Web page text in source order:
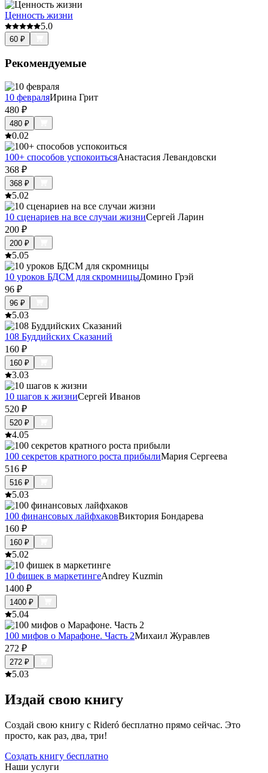
Ценность жизни
5.0
60 ₽
Рекомендуемые
10 февраляИрина Грит
480 ₽
480 ₽
0.02
100+ способов успокоитьсяАнастасия Левандовски
368 ₽
368 ₽
5.02
10 сценариев на все случаи жизниСергей Ларин
200 ₽
200 ₽
5.05
10 уроков БДСМ для скромницыДомино Грэй
96 ₽
96 ₽
5.03
108 Буддийских Сказаний
160 ₽
160 ₽
3.03
10 шагов к жизниСергей Иванов
520 ₽
520 ₽
4.05
100 секретов кратного роста прибылиМария Сергеева
516 ₽
516 ₽
5.03
100 финансовых лайфхаковВиктория Бондарева
160 ₽
160 ₽
5.02
10 фишек в маркетингеAndrey Kuzmin
1400 ₽
1400 ₽
5.04
100 мифов о Марафоне. Часть 2Михаил Журавлев
272 ₽
272 ₽
5.03
Издай свою книгу
Создай свою книгу с Rideró бесплатно прямо сейчас. Это
просто, как раз, два, три!
Создать книгу бесплатно
Наши услуги